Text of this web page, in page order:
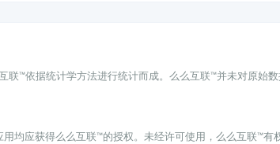
™依据统计学方法进行统计而成。么么互联™并未对原始数
均应获得么么互联™的授权。未经许可使用，么么互联™有